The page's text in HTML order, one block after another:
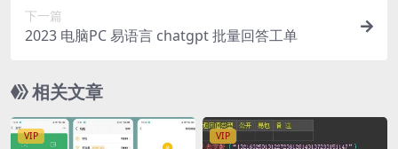
下一篇
2023 电脑PC 易语言 chatgpt 批量回答工单
相关文章
VIP VIP